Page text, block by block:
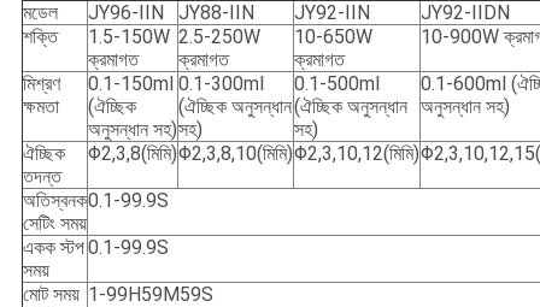
মডেল
JY96-IIN JY88-IIN JY92-IIN
JY92-IIDN
শক্তি
1.5-150W
ক্রমাগত
2.5-250W
ক্রমাগত
10-650W
ক্রমাগত
10-900W
মিশ্রণ
ক্ষমতা
0.1-150ml
(ঐচ্ছিক
অনুসন্ধান সহ)
0.1-300ml
(ঐচ্ছিক অনুসন্ধান
সহ)
0.1-500ml
(ঐচ্ছিক অনুসন্ধান
সহ)
0.1-600ml
অনুসন্ধান সহ)
ঐচ্ছিক
তদন্ত
Φ2,3,8(মিমি)Φ2,3,8,10(মিমি)Φ2,3,10,12(মিমি)
অতিস্বনক
সেটিং সময়
0.1-99.9S
একক স্টপ
সময়
0.1-99.9S
মোট সময় 1-99H59M59S